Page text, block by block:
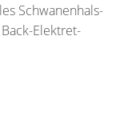
Schwanenhals-
Elektret-